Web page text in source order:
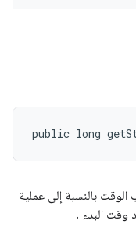
public long
بالنسبة إلى عملية
وقت البدء .